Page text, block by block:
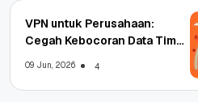
VPN untuk Perusahaan:
Cegah Kebocoran Data Tim
09 Jun, 2026 4